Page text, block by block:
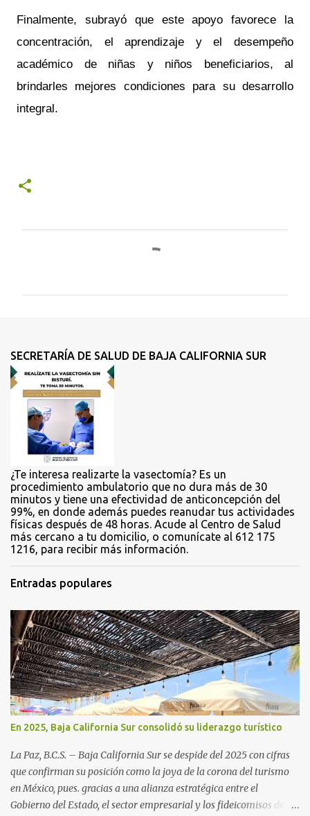
Finalmente, subrayó que este apoyo favorece la
concentración, el aprendizaje y el desempeño
académico de niñas y niños beneficiarios, al
brindarles mejores condiciones para su desarrollo
integral.
t
a
r
o
SECRETARÍA DE SALUD DE BAJA CALIFORNIA SUR
¿Te interesa realizarte la vasectomía? Es un
procedimiento ambulatorio que no dura más de 30
minutos y tiene una efectividad de anticoncepción del
99%, en donde además puedes reanudar tus actividades
físicas después de 48 horas. Acude al Centro de Salud
más cercano a tu domicilio, o comunícate al 612 175
1216, para recibir más información.
Entradas populares
En 2025, Baja California Sur consolidó su liderazgo turístico
La Paz, B.C.S. – Baja California Sur se despide del 2025 con cifras
que confirman su posición como la joya de la corona del turismo
en México, pues. gracias a una alianza estratégica entre el
Gobierno del Estado, el sector empresarial y los fideicomisos de